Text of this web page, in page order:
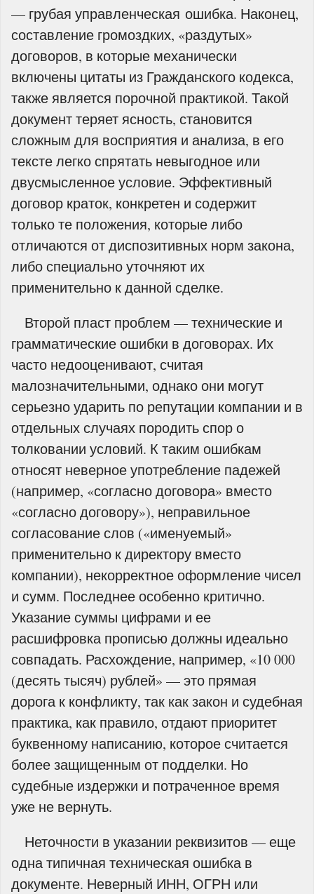
— грубая управленческая ошибка. Наконец,
составление громоздких, «раздутых»
договоров, в которые механически
включены цитаты из Гражданского кодекса,
также является порочной практикой. Такой
документ теряет ясность, становится
сложным для восприятия и анализа, в его
тексте легко спрятать невыгодное или
двусмысленное условие. Эффективный
договор краток, конкретен и содержит
только те положения, которые либо
отличаются от диспозитивных норм закона,
либо специально уточняют их
применительно к данной сделке.
Второй пласт проблем — технические и
грамматические ошибки в договорах. Их
часто недооценивают, считая
малозначительными, однако они могут
серьезно ударить по репутации компании и в
отдельных случаях породить спор о
толковании условий. К таким ошибкам
относят неверное употребление падежей
(например, «согласно договора» вместо
«согласно договору»), неправильное
согласование слов («именуемый»
применительно к директору вместо
компании), некорректное оформление чисел
и сумм. Последнее особенно критично.
Указание суммы цифрами и ее
расшифровка прописью должны идеально
совпадать. Расхождение, например, «10 000
(десять тысяч) рублей» — это прямая
дорога к конфликту, так как закон и судебная
практика, как правило, отдают приоритет
буквенному написанию, которое считается
более защищенным от подделки. Но
судебные издержки и потраченное время
уже не вернуть.
Неточности в указании реквизитов — еще
одна типичная техническая ошибка в
документе. Неверный ИНН, ОГРН или